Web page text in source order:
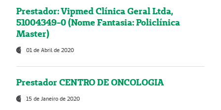
Prestador: Vipmed Clínica Geral Ltda,
51004349-0 (Nome Fantasia: Policlínica
Master)
01 de Abril de 2020
Prestador CENTRO DE ONCOLOGIA
15 de Janeiro de 2020